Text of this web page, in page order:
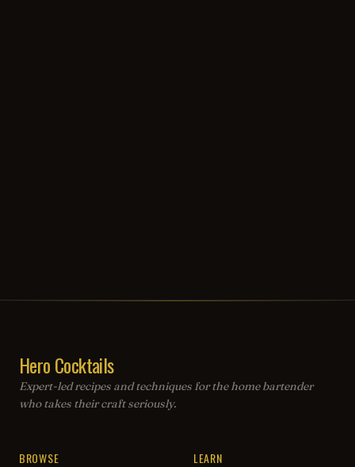
Hero Cocktails
Expert-led recipes and techniques for the home bartender
who takes their craft seriously.
BROWSE LEARN